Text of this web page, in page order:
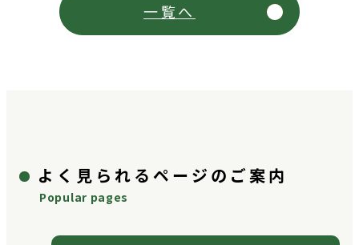
一覧へ
よく見られるページのご案内
Popular pages